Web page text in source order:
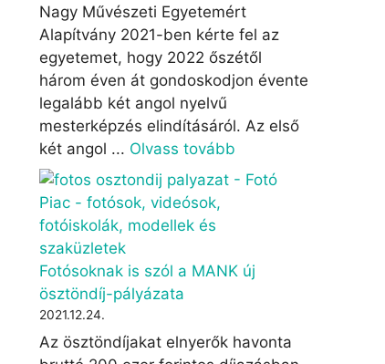
Nagy Művészeti Egyetemért
Alapítvány 2021-ben kérte fel az
egyetemet, hogy 2022 őszétől
három éven át gondoskodjon évente
legalább két angol nyelvű
mesterképzés elindításáról. Az első
két angol ... Olvass tovább
Fotósoknak is szól a MANK új
ösztöndíj-pályázata
2021.12.24.
Az ösztöndíjakat elnyerők havonta